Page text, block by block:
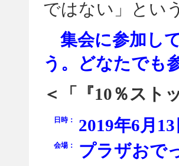
ではない」とい
集会に参加し
う。どなたでも
＜「『10％スト
日時： 2019年6月
会場：
プラザおで